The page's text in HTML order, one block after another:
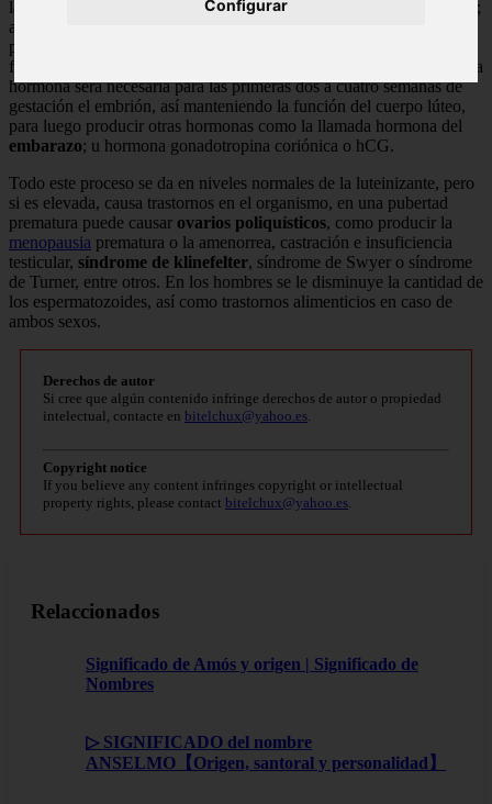
Configurar
las 24 y 48 horas, provocando la expulsión del ovulo o la
;
así preparando al endometrio para recibir mayor cantidad de
progesterona para la implantación del
fecundación del ovocito en el ovario. Al crearse una nueva vida, esta
hormona será necesaria para las primeras dos a cuatro semanas de
gestación el embrión, así manteniendo la función del cuerpo lúteo,
para luego producir otras hormonas como la llamada hormona del
embarazo; u hormona gonadotropina coriónica o hCG.
Todo este proceso se da en niveles normales de la luteinizante, pero
si es elevada, causa trastornos en el organismo, en una pubertad
prematura puede causar ovarios poliquísticos, como producir la
menopausia prematura o la amenorrea, castración e insuficiencia
testicular, síndrome de klinefelter, síndrome de Swyer o síndrome
de Turner, entre otros. En los hombres se le disminuye la cantidad de
los espermatozoides, así como trastornos alimenticios en caso de
ambos sexos.
Derechos de autor
Si cree que algún contenido infringe derechos de autor o propiedad
intelectual, contacte en bitelchux@yahoo.es
Copyright notice
If you believe any content infringes copyright or intellectual
property rights, please contact bitelchux@yahoo.es
Relaccionados
Significado de Amós y origen | Significado de
Nombres
▷ SIGNIFICADO del nombre
ANSELMO【Origen, santoral y personalidad】